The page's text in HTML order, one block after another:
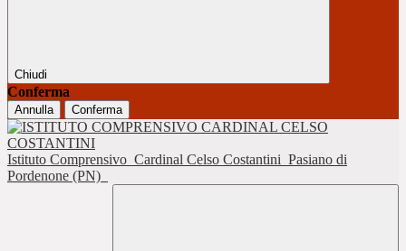
Chiudi
Conferma
Annulla Conferma
Istituto Comprensivo Cardinal Celso Costantini Pasiano di
Pordenone (PN)